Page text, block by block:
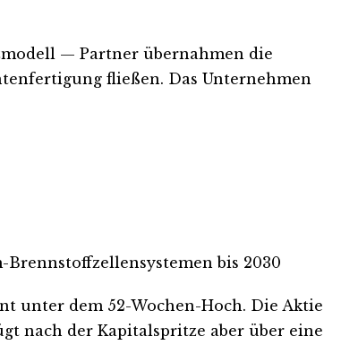
— Partner übernahmen die
fließen. Das Unternehmen
bis 2030
unter dem 52-Wochen-Hoch. Die Aktie
nach der Kapitalspritze aber über eine